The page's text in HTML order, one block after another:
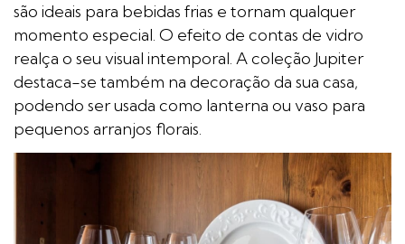
são ideais para bebidas frias e tornam qualquer
momento especial. O efeito de contas de vidro
realça o seu visual intemporal. A coleção Jupiter
destaca-se também na decoração da sua casa,
podendo ser usada como lanterna ou vaso para
pequenos arranjos florais.